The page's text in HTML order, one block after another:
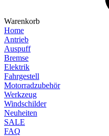
Warenkorb
Home
Antrieb
Auspuff
Bremse
Elektrik
Fahrgestell
Motorradzubehör
Werkzeug
Windschilder
Neuheiten
SALE
FAQ